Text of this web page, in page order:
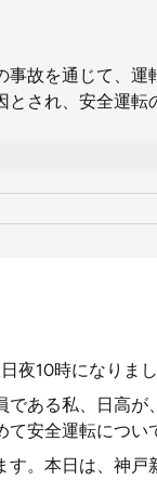
故を通じて、
され、安全運転
夜10時になりま
ある私、日高
安全運転につい
。本日は、神